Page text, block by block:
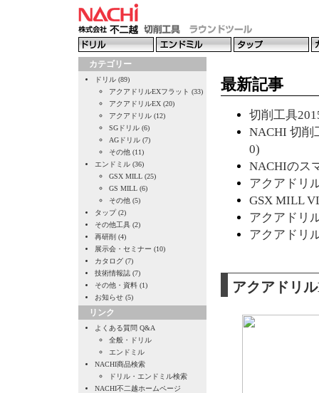
カテゴリー
ドリル (89)
アクアドリルEXフラット (33)
アクアドリルEX (20)
アクアドリル (12)
SGドリル (6)
AGドリル (7)
その他 (11)
エンドミル (36)
GSX MILL (25)
GS MILL (6)
その他 (5)
タップ (2)
その他工具 (2)
再研削 (4)
展示会・セミナー (10)
カタログ (7)
技術情報誌 (7)
その他・資料 (1)
お知らせ (5)
リンク
よくある質問 Q&A
全般・ドリル
エンドミル
NACHI商品検索
ドリル・エンドミル検索
NACHI不二越ホームページ
最新記事
切削工具
NACHI 切削
0)
NACHIのス
アクアドリ
GSX MILL
アクアドリ
アクアドリ
アクアドリ